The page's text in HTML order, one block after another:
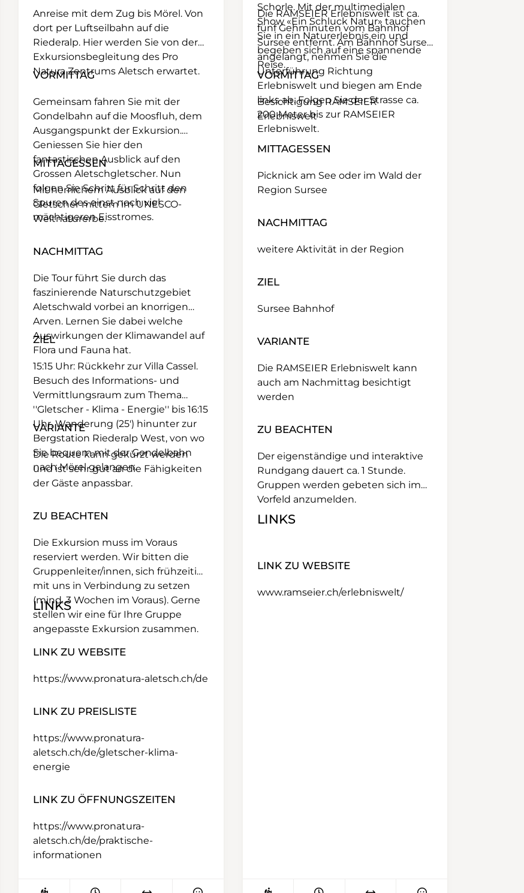
Anreise mit dem Zug bis Mörel. Von
dort per Luftseilbahn auf die
Riederalp. Hier werden Sie von der
Exkursionsbegleitung des Pro
Natura Zentrums Aletsch erwartet.
VORMITTAG
Gemeinsam fahren Sie mit der
Gondelbahn auf die Moosfluh, dem
Ausgangspunkt der Exkursion.
Geniessen Sie hier den
fantastischen Ausblick auf den
Grossen Aletschgletscher. Nun
folgen Sie Schritt für Schritt den
Spuren des einst noch viel
mächtigeren Eisstromes.
MITTAGESSEN
Mit herrlichem Ausblick auf den
Gletscher mittem im UNESCO-
Weltnaturerbe.
NACHMITTAG
Die Tour führt Sie durch das
faszinierende Naturschutzgebiet
Aletschwald vorbei an knorrigen
Arven. Lernen Sie dabei welche
Auswirkungen der Klimawandel auf
Flora und Fauna hat.
ZIEL
15:15 Uhr: Rückkehr zur Villa Cassel.
Besuch des Informations- und
Vermittlungsraum zum Thema
''Gletscher - Klima - Energie'' bis 16:15
Uhr. Wanderung (25') hinunter zur
Bergstation Riederalp West, von wo
Sie bequem mit der Gondelbahn
nach Mörel gelangen.
VARIANTE
Die Route kann gekürzt werden
und ist sehr gut an die Fähigkeiten
der Gäste anpassbar.
ZU BEACHTEN
Die Exkursion muss im Voraus
reserviert werden. Wir bitten die
Gruppenleiter/innen, sich frühzeitig
mit uns in Verbindung zu setzen
(mind. 3 Wochen im Voraus). Gerne
stellen wir eine für Ihre Gruppe
angepasste Exkursion zusammen.
LINKS
LINK ZU WEBSITE
https://www.pronatura-aletsch.ch/de
LINK ZU PREISLISTE
https://www.pronatura-
aletsch.ch/de/gletscher-klima-
energie
LINK ZU ÖFFNUNGSZEITEN
https://www.pronatura-
aletsch.ch/de/praktische-
informationen
Schorle. Mit der multimedialen
Show «Ein Schluck Natur» tauchen
Sie in ein Naturerlebnis ein und
begeben sich auf eine spannende
Reise.
Die RAMSEIER Erlebniswelt ist ca.
fünf Gehminuten vom Bahnhof
Sursee entfernt. Am Bahnhof Sursee
angelangt, nehmen Sie die
Unterführung Richtung
Erlebniswelt und biegen am Ende
links ab. Folgen Sie der Strasse ca.
200 Meter bis zur RAMSEIER
Erlebniswelt.
VORMITTAG
Besichtigung RAMSEIER
Erlebniswelt
MITTAGESSEN
Picknick am See oder im Wald der
Region Sursee
NACHMITTAG
weitere Aktivität in der Region
ZIEL
Sursee Bahnhof
VARIANTE
Die RAMSEIER Erlebniswelt kann
auch am Nachmittag besichtigt
werden
ZU BEACHTEN
Der eigenständige und interaktive
Rundgang dauert ca. 1 Stunde.
Gruppen werden gebeten sich im
Vorfeld anzumelden.
LINKS
LINK ZU WEBSITE
www.ramseier.ch/erlebniswelt/